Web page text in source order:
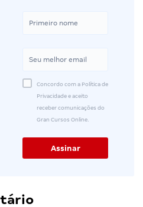
Concordo com a Política de
Privacidade e aceito
receber comunicações do
Gran Cursos Online.